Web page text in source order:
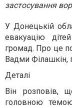
застосування
У Донецькій
евакуацію
громад. Про це
Вадми Філашкін,
Деталі
Він розповів,
головною